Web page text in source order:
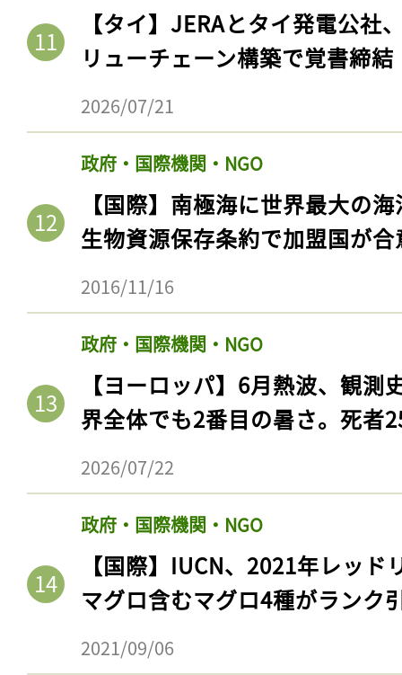
【タイ】JERAとタイ発電公社
リューチェーン構築で覚書締結
2026/07/21
政府・国際機関・NGO
【国際】南極海に世界最大の
生物資源保存条約で加盟国が合
2016/11/16
政府・国際機関・NGO
【ヨーロッパ】6月熱波、観
界全体でも2番目の暑さ。死者
2026/07/22
政府・国際機関・NGO
【国際】IUCN、2021年レッ
マグロ含むマグロ4種がランク
2021/09/06
ログイン
会員登録